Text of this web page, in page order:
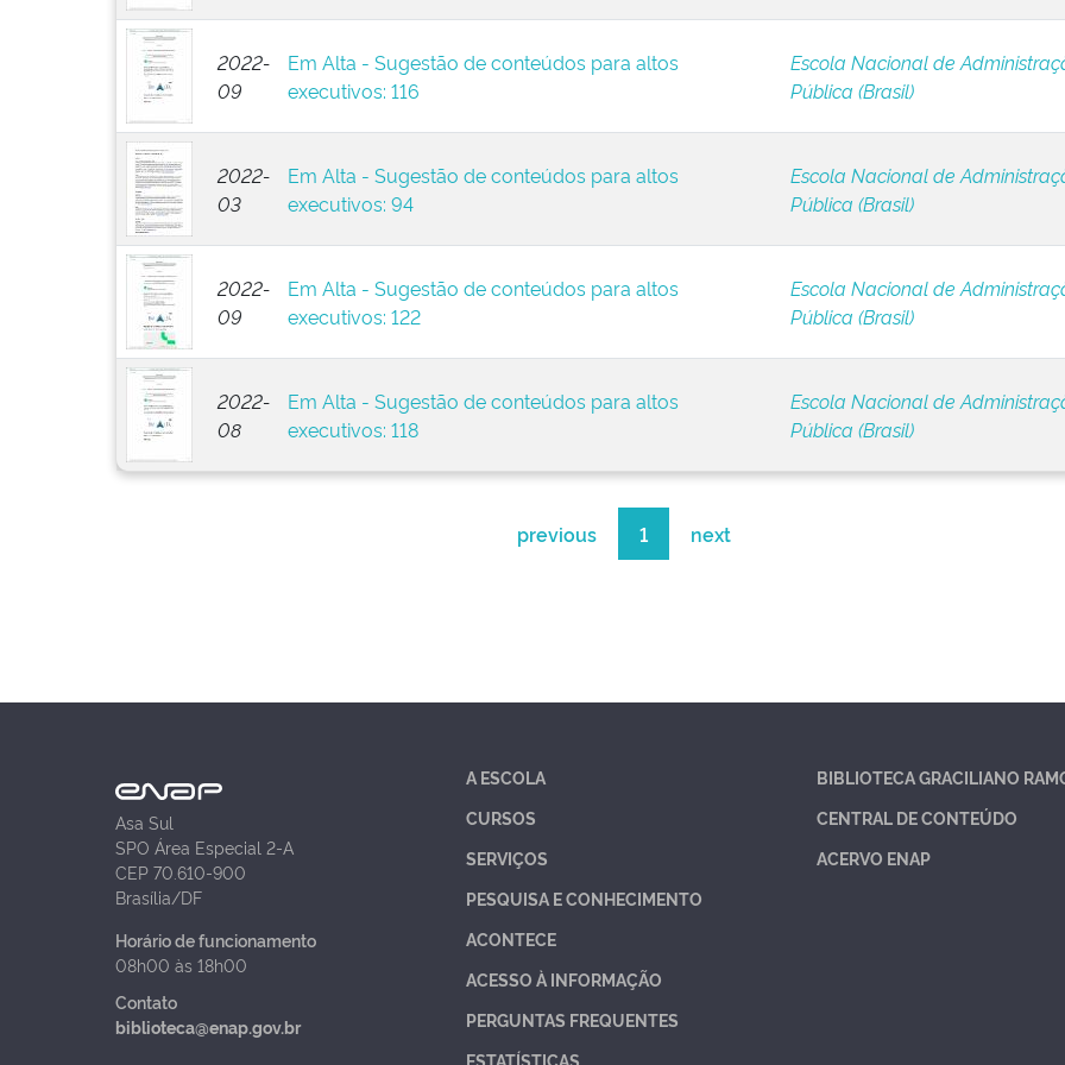
2022-
09
Em Alta - Sugestão de conteúdos para altos
executivos: 116
Escola Nacional de
Pública (Brasil)
2022-
03
Em Alta - Sugestão de conteúdos para altos
executivos: 94
Escola Nacional de
Pública (Brasil)
2022-
09
Em Alta - Sugestão de conteúdos para altos
executivos: 122
Escola Nacional de
Pública (Brasil)
2022-
08
Em Alta - Sugestão de conteúdos para altos
executivos: 118
Escola Nacional de
Pública (Brasil)
previous 1 next
Asa Sul
SPO Área Especial 2-A
CEP 70.610-900
Brasília/DF
Horário de funcionamento
08h00 às 18h00
Contato
biblioteca@enap.gov.br
A ESCOLA
CURSOS
SERVIÇOS
PESQUISA E CONHECIMENTO
ACONTECE
ACESSO À INFORMAÇÃO
PERGUNTAS FREQUENTES
ESTATÍSTICAS
BIBLIOTECA GRACILIANO
CENTRAL DE CONTEÚDO
ACERVO ENAP